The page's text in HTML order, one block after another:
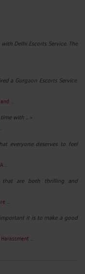
Delhi Escorts Service. The
a Gurgaon Escorts Service.
...
with ... »
everyone deserves to feel
...
that are both thrilling and
...
it is to make a good
...